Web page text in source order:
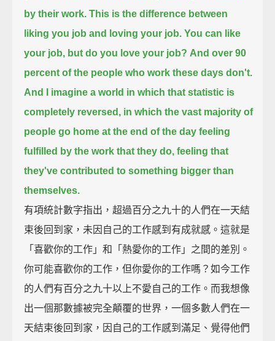
by their work. This is the difference between
liking you job and loving your job. You can like
your job, but do you love your job? And over 90
percent of the people who work these days don't.
And I imagine a world in which that statistic is
completely reversed, in which the vast majority of
people go home at the end of the day feeling
fulfilled by the work that they do, feeling that
they've contributed to something bigger than
themselves.
有項統計數字指出，超過百分之九十的人們在一天結
束後回到家，未因自己的工作感到有成就感。這就是
「喜歡你的工作」和「熱愛你的工作」之間的差別。
你可能喜歡你的工作，但你愛你的工作嗎？如今工作
的人們有百分之九十以上不愛自己的工作。而我想像
出一個那數據被完全顛覆的世界，一個多數人們在一
天結束後回到家，因自己的工作感到滿足、覺得他們